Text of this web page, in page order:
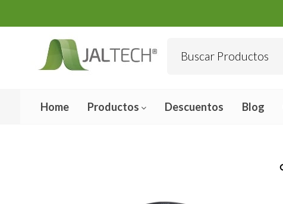
Home Productos Descuentos Blog